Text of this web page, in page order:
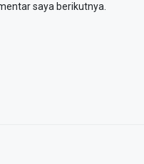
saya berikutnya.